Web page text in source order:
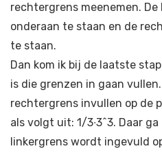
rechtergrens meenemen.
onderaan te staan en de
te staan.
Dan kom ik bij de laatste
is die grenzen in gaan
rechtergrens invullen op de
als volgt uit: 1/3∙3^3. Daar
linkergrens wordt ingevuld